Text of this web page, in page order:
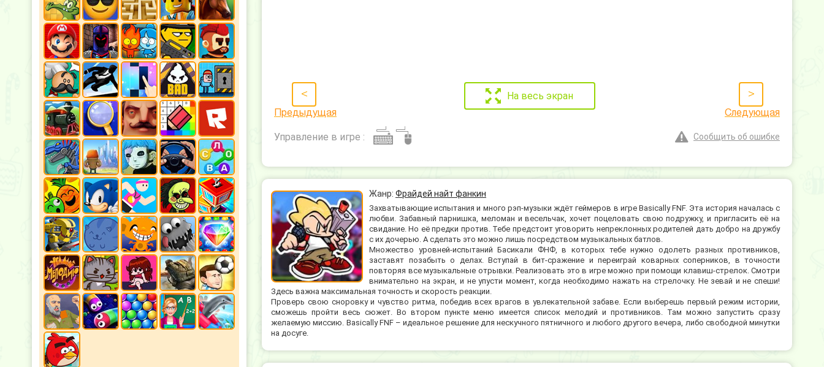
<
Предыдущая
На весь экран >
Следующая
Управление в игре : Сообщить об ошибке
Жанр: Фрайдей найт фанкин
Захватывающие испытания и много рэп-музыки ждёт геймеров в игре Basically FNF. Эта история началась с
любви. Забавный парнишка, меломан и весельчак, хочет поцеловать свою подружку, и пригласить её на
свидание. Но её предки против. Тебе предстоит уговорить непреклонных родителей дать добро на дружбу
с их дочерью. А сделать это можно лишь посредством музыкальных батлов.
Множество уровней-испытаний Басикали ФНФ, в которых тебе нужно одолеть разных противников,
заставят позабыть о делах. Вступай в бит-сражение и переиграй коварных соперников, в точности
повторяя все музыкальные отрывки. Реализовать это в игре можно при помощи клавиш-стрелок. Смотри
внимательно на экран, и не упусти момент, когда необходимо нажать на стрелочку. Не зевай и не спеши!
Здесь важна максимальная точность и скорость реакции.
Проверь свою сноровку и чувство ритма, победив всех врагов в увлекательной забаве. Если выберешь первый режим истории,
сможешь пройти весь сюжет. Во втором пункте меню имеется список мелодий и противников. Там можно запустить сразу
желаемую миссию. Basically FNF – идеальное решение для нескучного пятничного и любого другого вечера, либо свободной минутки
на досуге.